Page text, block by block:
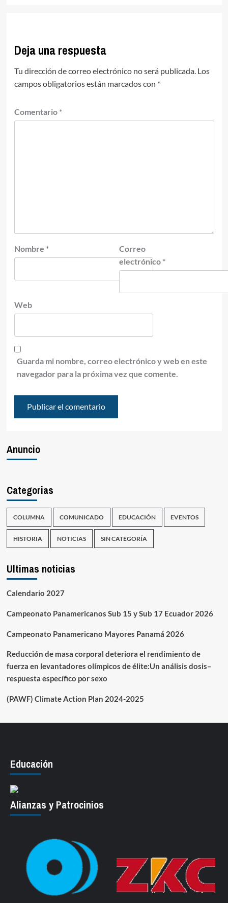
Deja una respuesta
Tu dirección de correo electrónico no será publicada. Los
campos obligatorios están marcados con *
Comentario *
Nombre *
Correo
electrónico *
Web
Guarda mi nombre, correo electrónico y web en este
navegador para la próxima vez que comente.
Anuncio
Categorias
COLUMNA COMUNICADO EDUCACIÓN EVENTOS
HISTORIA NOTICIAS SIN CATEGORÍA
Ultimas noticias
Calendario 2027
Campeonato Panamericanos Sub 15 y Sub 17 Ecuador 2026
Campeonato Panamericano Mayores Panamá 2026
Reducción de masa corporal deteriora el rendimiento de
fuerza en levantadores olímpicos de élite:Un análisis dosis–
respuesta específico por sexo
(PAWF) Climate Action Plan 2024-2025
Educación
Alianzas y Patrocinios